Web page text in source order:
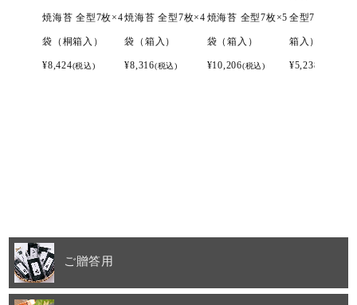
焼海苔 全型7枚×4
袋（桐箱入）
¥8,424(税込)
焼海苔 全型7枚×4
袋（箱入）
¥8,316(税込)
焼海苔 全型7枚×5
袋（箱入）
¥10,206(税込)
全型7枚×3袋
箱入）
¥5,238
ご贈答用